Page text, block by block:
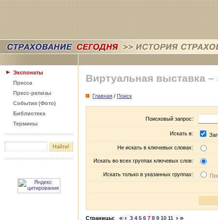
Экспонаты
Пресса
Пресс-релизы
События (Фото)
Библиотека
Термины
Виртуальная выставка –
Главная / Поиск
Поисковый запрос:
Искать в:
Не искать в ключевых словах:
Искать во всех группах ключевых слов:
Искать только в указанных группах:
Страницы: 3 4 5 6 7 8 9 10 11